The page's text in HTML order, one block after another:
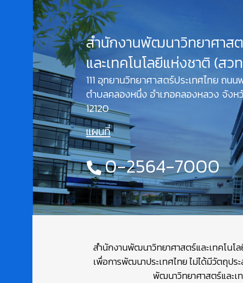
สำนักงานพัฒนาวิทยาศาส
และเทคโนโลยีแห่งชาติ (สว
111 อุทยานวิทยาศาสตร์ประเทศไทย ถน
ตำบลคลองหนึ่ง อำเภอคลองหลวง จังห
12120
แผนที่
0-2564-7000
สำนักงานพัฒนาวิทยาศาสตร์และเทคโนโ
เพื่อการพัฒนาประเทศไทย ไม่ได้มีวัตถุป
พัฒนาวิทยาศาสตร์และเ